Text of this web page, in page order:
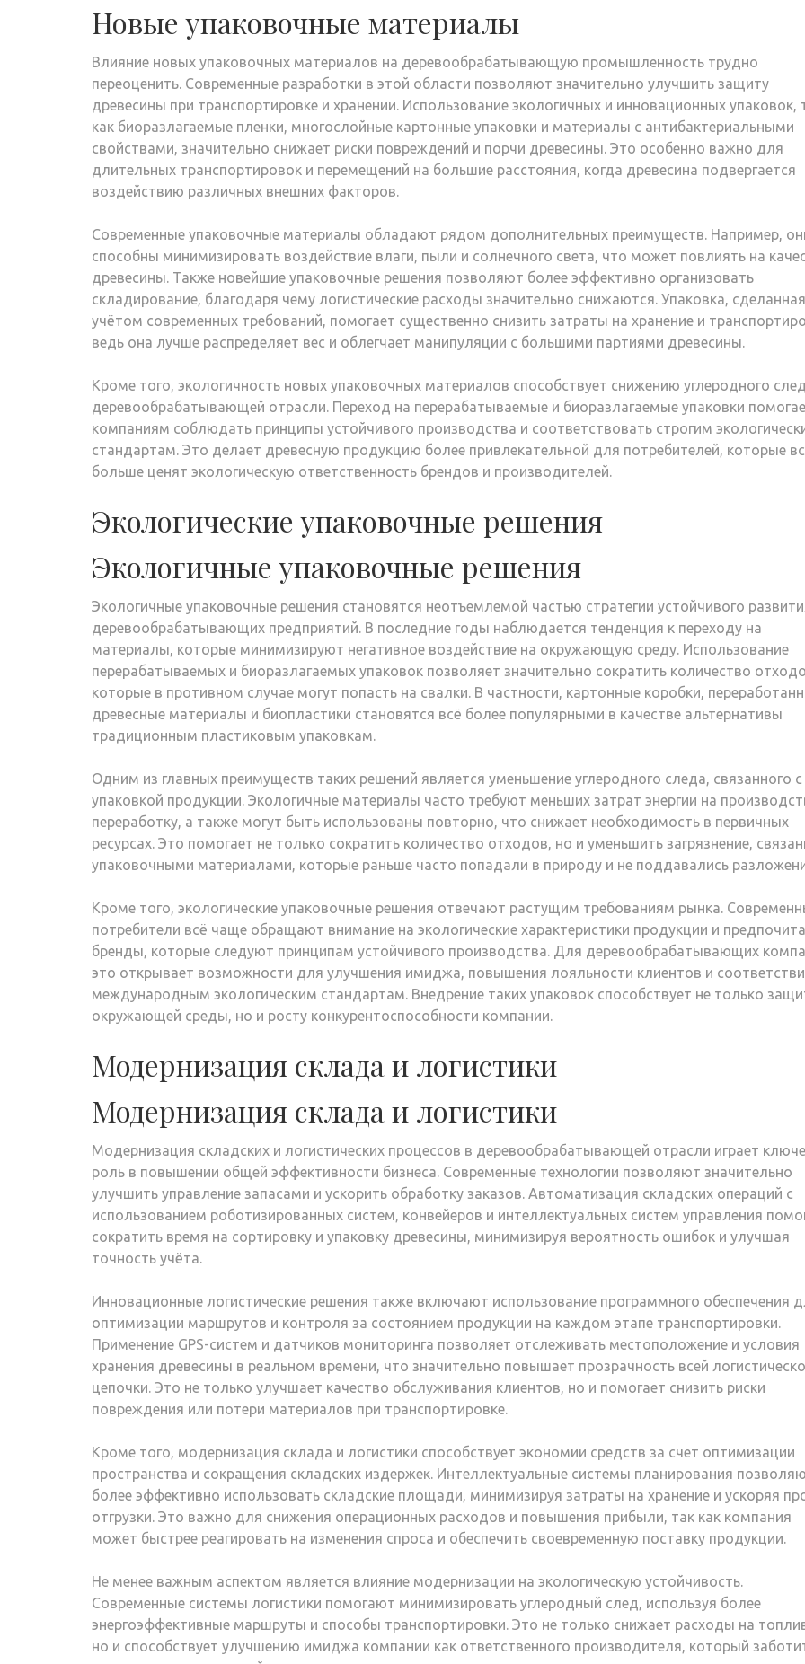
Новые упаковочные материалы
Влияние новых упаковочных материалов на деревообрабатывающую промышленность трудно
переоценить. Современные разработки в этой области позволяют значительно улучшить защиту
древесины при транспортировке и хранении. Использование экологичных и инновационных упаковок,
как биоразлагаемые пленки, многослойные картонные упаковки и материалы с антибактериальными
свойствами, значительно снижает риски повреждений и порчи древесины. Это особенно важно для
длительных транспортировок и перемещений на большие расстояния, когда древесина подвергается
воздействию различных внешних факторов.
Современные упаковочные материалы обладают рядом дополнительных преимуществ. Например,
способны минимизировать воздействие влаги, пыли и солнечного света, что может повлиять на
древесины. Также новейшие упаковочные решения позволяют более эффективно организовать
складирование, благодаря чему логистические расходы значительно снижаются. Упаковка,
учётом современных требований, помогает существенно снизить затраты на хранение и
ведь она лучше распределяет вес и облегчает манипуляции с большими партиями древесины.
Кроме того, экологичность новых упаковочных материалов способствует снижению углеродного
деревообрабатывающей отрасли. Переход на перерабатываемые и биоразлагаемые упаковки
компаниям соблюдать принципы устойчивого производства и соответствовать строгим
стандартам. Это делает древесную продукцию более привлекательной для потребителей, которые
больше ценят экологическую ответственность брендов и производителей.
Экологические упаковочные решения
Экологичные упаковочные решения
Экологичные упаковочные решения становятся неотъемлемой частью стратегии устойчивого
деревообрабатывающих предприятий. В последние годы наблюдается тенденция к переходу на
материалы, которые минимизируют негативное воздействие на окружающую среду. Использование
перерабатываемых и биоразлагаемых упаковок позволяет значительно сократить количество
которые в противном случае могут попасть на свалки. В частности, картонные коробки,
древесные материалы и биопластики становятся всё более популярными в качестве альтернативы
традиционным пластиковым упаковкам.
Одним из главных преимуществ таких решений является уменьшение углеродного следа, связанного с
упаковкой продукции. Экологичные материалы часто требуют меньших затрат энергии на
переработку, а также могут быть использованы повторно, что снижает необходимость в первичных
ресурсах. Это помогает не только сократить количество отходов, но и уменьшить загрязнение,
упаковочными материалами, которые раньше часто попадали в природу и не поддавались
Кроме того, экологические упаковочные решения отвечают растущим требованиям рынка.
потребители всё чаще обращают внимание на экологические характеристики продукции и
бренды, которые следуют принципам устойчивого производства. Для деревообрабатывающих
это открывает возможности для улучшения имиджа, повышения лояльности клиентов и
международным экологическим стандартам. Внедрение таких упаковок способствует не только
окружающей среды, но и росту конкурентоспособности компании.
Модернизация склада и логистики
Модернизация склада и логистики
Модернизация складских и логистических процессов в деревообрабатывающей отрасли играет
роль в повышении общей эффективности бизнеса. Современные технологии позволяют значительно
улучшить управление запасами и ускорить обработку заказов. Автоматизация складских операций с
использованием роботизированных систем, конвейеров и интеллектуальных систем управления
сократить время на сортировку и упаковку древесины, минимизируя вероятность ошибок и улучшая
точность учёта.
Инновационные логистические решения также включают использование программного обеспечения
оптимизации маршрутов и контроля за состоянием продукции на каждом этапе транспортировки.
Применение GPS-систем и датчиков мониторинга позволяет отслеживать местоположение и условия
хранения древесины в реальном времени, что значительно повышает прозрачность всей
цепочки. Это не только улучшает качество обслуживания клиентов, но и помогает снизить риски
повреждения или потери материалов при транспортировке.
Кроме того, модернизация склада и логистики способствует экономии средств за счет оптимизации
пространства и сокращения складских издержек. Интеллектуальные системы планирования
более эффективно использовать складские площади, минимизируя затраты на хранение и ускоряя
отгрузки. Это важно для снижения операционных расходов и повышения прибыли, так как компания
может быстрее реагировать на изменения спроса и обеспечить своевременную поставку продукции.
Не менее важным аспектом является влияние модернизации на экологическую устойчивость.
Современные системы логистики помогают минимизировать углеродный след, используя более
энергоэффективные маршруты и способы транспортировки. Это не только снижает расходы на
но и способствует улучшению имиджа компании как ответственного производителя, который